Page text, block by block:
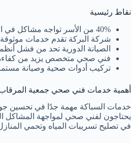
نقاط رئيسية
40% من الأسر تواجه مشاكل في المياه.
شركة البركة تقدم خدمات موثوقة
الصيانة الدورية تحد من فشل
فني صحي متخصص يزيد من
تركيب أدوات صحية وصيانة
أهمية خدمات فني صحي جمعية المرقاب
خدمات السباكة مهمة جدًا في تحسين
يحتاجون لفني صحي لمواجهة المشاكل
في تصليح تسريبات المياه وتحمي